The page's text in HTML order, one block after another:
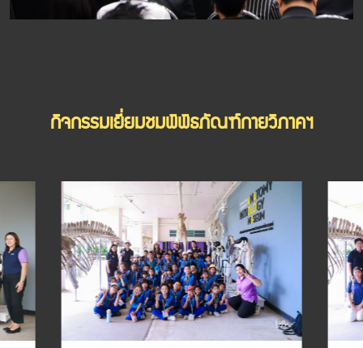
กิจกรรมเยี่ยมชมพิพิธภัณฑ์กายวิภาคฯ